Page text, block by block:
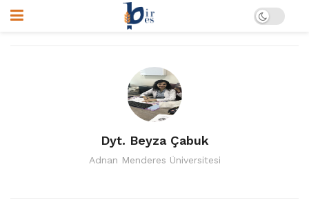
Dyt. Beyza Çabuk
Adnan Menderes Üniversitesi